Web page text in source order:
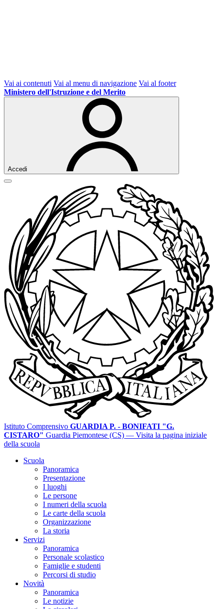
Vai ai contenuti Vai al menu di navigazione Vai al footer
Ministero dell'Istruzione e del Merito
Accedi
Istituto Comprensivo GUARDIA P. - BONIFATI "G.
CISTARO" Guardia Piemontese (CS) — Visita la pagina iniziale
della scuola
Scuola
Panoramica
Presentazione
I luoghi
Le persone
I numeri della scuola
Le carte della scuola
Organizzazione
La storia
Servizi
Panoramica
Personale scolastico
Famiglie e studenti
Percorsi di studio
Novità
Panoramica
Le notizie